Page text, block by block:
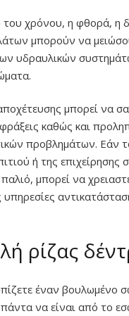
χρόνου, η φθορά, η
μπορούν να
υδραυλικών
μπορεί να
καθώς και
προβλημάτων. Εάν
ή της επιχείρησης
παλιό, μπορεί να
υπηρεσίες
ρίζας
έναν βουλωμένο
πάντα να είναι από το